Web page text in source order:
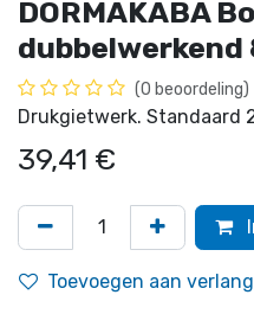
DORMAKABA
(0 beoordeling)
Drukgietwerk. Standaard
39,41 €
Toevoegen aan